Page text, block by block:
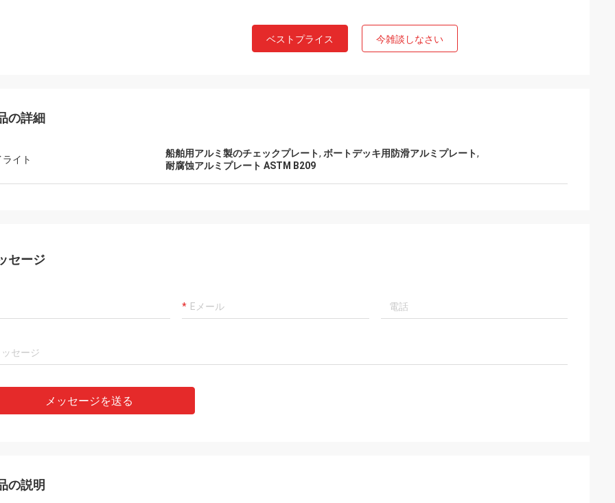
ベストプライス 今雑談しなさい
の詳細
イト
船舶用アルミ製のチェックプレート, ボートデッキ用防滑アルミプレート,
耐腐蚀アルミプレート ASTM B209
セージ
メッセージを送る
の説明